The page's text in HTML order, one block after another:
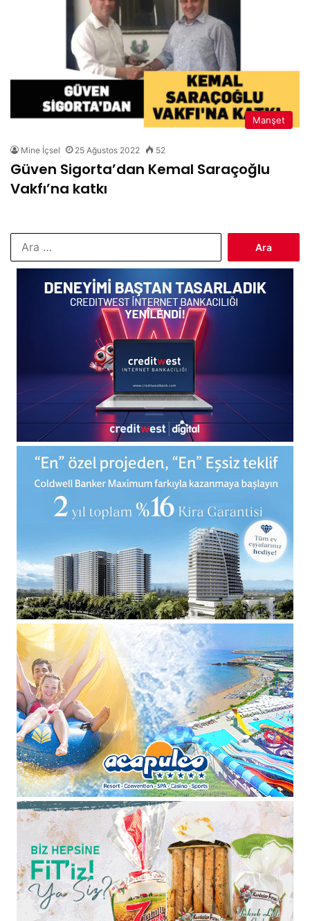
Manşet
Mine İçsel 25 Ağustos 2022 52
Güven Sigorta’dan Kemal Saraçoğlu
Vakfı’na katkı